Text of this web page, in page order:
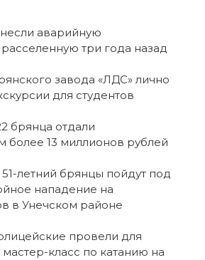
аварийную
расселенную три года назад
завода «ЛДС» лично
для студентов
брянца отдали
более 13 миллионов рублей
летний брянцы пойдут под
нападение на
в Унечском районе
провели для
класс по катанию на